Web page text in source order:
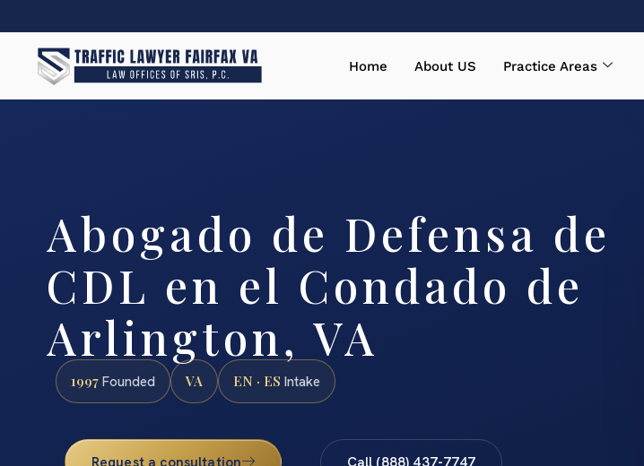
Home About US Practice Areas
Abogado de Defensa de
CDL en el Condado de
Arlington, VA
1997 Founded VA EN · ES Intake
Request a consultation Call (888) 437-7747